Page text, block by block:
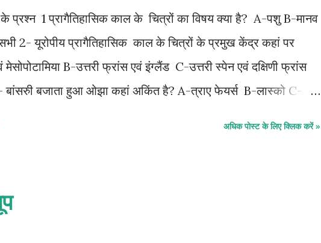
के प्रश्न 1 प्रागैतिहासिक काल के चित्रों का विषय क्या है? A-पशु B-मानव
2- यूरोपीय प्रागैतिहासिक काल के चित्रों के प्रमुख केंद्र कहां पर
B-उत्तरी फ्रांस एवं इंग्लैंड C-उत्तरी स्पेन एवं दक्षिणी फ्रांस
बजाता हुआ ओझा कहां अकिंत है? A-त्राए फेयर्स B-लास्को C-
निगम D-ए एल बासम 7-फोंट एंड फेसेज का सबंधं निम्न में से किस से है?
कास्टिग C-टाइपोग्राफी D-सिरामिक ग्लेजिग 8- असबधं शब्द बताइए?
D- मूर्ति 9- हुमायूं का मकबरा किसने बनवाया था? A-अकबर B-
अधिक पोस्ट के लिए क्लिक करें »